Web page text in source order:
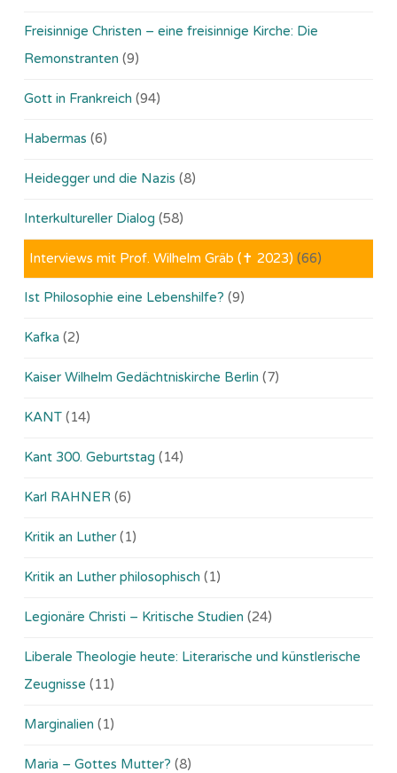
Freisinnige Christen – eine freisinnige Kirche: Die
Remonstranten (9)
Gott in Frankreich (94)
Habermas (6)
Heidegger und die Nazis (8)
Interkultureller Dialog (58)
Interviews mit Prof. Wilhelm Gräb (✝ 2023) (66)
Ist Philosophie eine Lebenshilfe? (9)
Kafka (2)
Kaiser Wilhelm Gedächtniskirche Berlin (7)
KANT (14)
Kant 300. Geburtstag (14)
Karl RAHNER (6)
Kritik an Luther (1)
Kritik an Luther philosophisch (1)
Legionäre Christi – Kritische Studien (24)
Liberale Theologie heute: Literarische und künstlerische
Zeugnisse (11)
Marginalien (1)
Maria – Gottes Mutter? (8)